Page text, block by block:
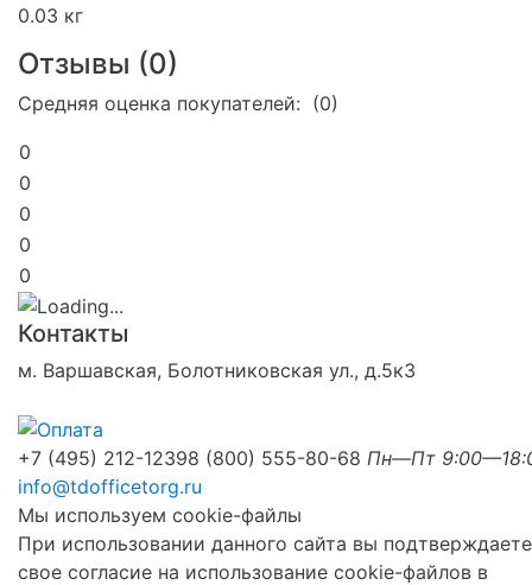
0.03 кг
Отзывы (0)
Средняя оценка покупателей: (0)
0
0
0
0
0
Контакты
м. Варшавская, Болотниковская ул., д.5к3
+7 (495) 212-12398 (800) 555-80-68 Пн—Пт
info@tdofficetorg.ru
Мы используем cookie-файлы
При использовании данного сайта вы подтверждаете
свое согласие на использование cookie-файлов в